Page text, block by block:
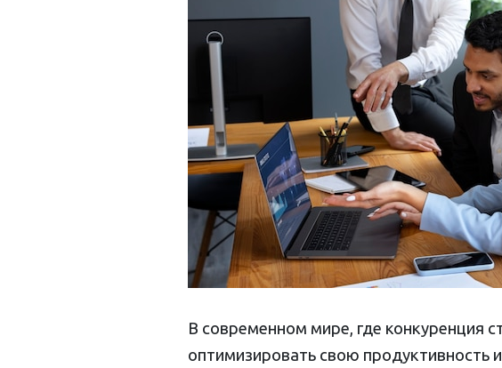
В современном мире, где конкуренция
оптимизировать свою продуктивность